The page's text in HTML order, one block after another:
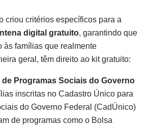
criou critérios específicos para a
digital gratuito, garantindo que
às famílias que realmente
geral, têm direito ao kit gratuito:
de Programas Sociais do Governo
inscritas no Cadastro Único para
do Governo Federal (CadÚnico)
de programas como o Bolsa